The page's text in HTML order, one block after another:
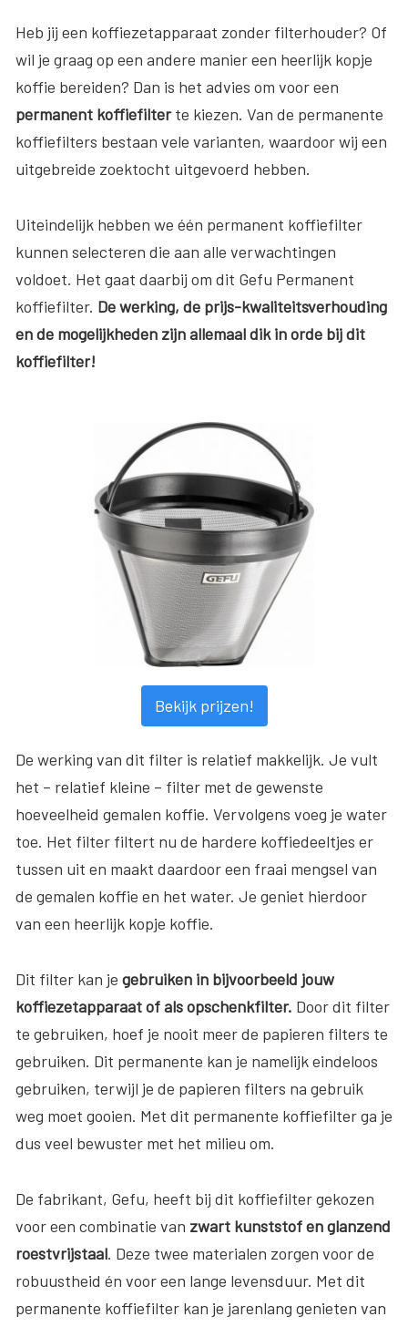
Heb jij een koffiezetapparaat zonder filterhouder? Of
wil je graag op een andere manier een heerlijk kopje
koffie bereiden? Dan is het advies om voor een
permanent koffiefilterte kiezen. Van de permanente
koffiefilters bestaan vele varianten, waardoor wij een
uitgebreide zoektocht uitgevoerd hebben.
Uiteindelijk hebben we één permanent koffiefilter
kunnen selecteren die aan alle verwachtingen
voldoet. Het gaat daarbij om dit Gefu Permanent
koffiefilter. De werking, de prijs-kwaliteitsverhouding
en de mogelijkheden zijn allemaal dik in orde bij dit
koffiefilter!
Bekijk prijzen!
De werking van dit filter is relatief makkelijk. Je vult
het – relatief kleine – filter met de gewenste
hoeveelheid gemalen koffie. Vervolgens voeg je water
toe. Het filter filtert nu de hardere koffiedeeltjes er
tussen uit en maakt daardoor een fraai mengsel van
de gemalen koffie en het water. Je geniet hierdoor
van een heerlijk kopje koffie.
Dit filter kan je gebruiken in bijvoorbeeld jouw
koffiezetapparaat of als opschenkfilter. Door dit filter
te gebruiken, hoef je nooit meer de papieren filters te
gebruiken. Dit permanente kan je namelijk eindeloos
gebruiken, terwijl je de papieren filters na gebruik
weg moet gooien. Met dit permanente koffiefilter ga je
dus veel bewuster met het milieu om.
De fabrikant, Gefu, heeft bij dit koffiefilter gekozen
voor een combinatie van zwart kunststof en glanzend
roestvrijstaal. Deze twee materialen zorgen voor de
robuustheid én voor een lange levensduur. Met dit
permanente koffiefilter kan je jarenlang genieten van